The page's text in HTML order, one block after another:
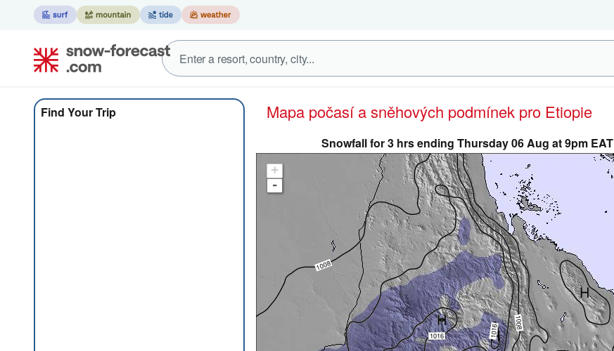
Find Your Trip Mapa počasí a sněhových podmínek pro Etiopie
Snowfall for 3 hrs ending Thursday 06 Aug at 9pm EAT
+
-